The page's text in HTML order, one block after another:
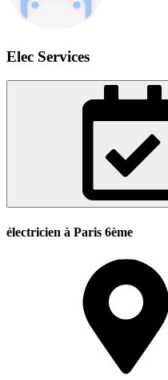
Elec Services
électricien à Paris 6ème